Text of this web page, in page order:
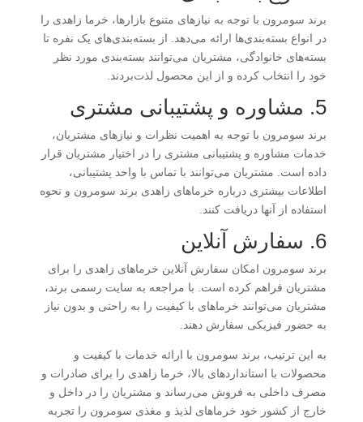
برند سومرون با توجه به نیازهای متنوع بازارها، خرما زاهدی را
در انواع بسته‌بندی‌ها ارائه می‌دهد. از بسته‌بندی‌های یک نفره تا
بسته‌های خانوادگی، مشتریان می‌توانند بسته‌بندی مورد نظر
خود را انتخاب کرده و از این محصول لذت‌بردند.
5. مشاوره و پشتیبانی مشتری
برند سومرون با توجه به اهمیت نظرات و نیازهای مشتریان،
خدمات مشاوره و پشتیبانی مشتری را در اختیار مشتریان قرار
داده است. مشتریان می‌توانند با تماس با واحد پشتیبانی،
اطلاعات بیشتری درباره خرماهای زاهدی برند سومرون و نحوه
استفاده از آنها دریافت کنند.
6. سفارش آنلاین
برند سومرون امکان سفارش آنلاین خرماهای زاهدی را برای
مشتریان فراهم کرده است. با مراجعه به سایت رسمی برند،
مشتریان می‌توانند خرماهای با کیفیت را به راحتی و بدون نیاز
به حضور فیزیکی سفارش دهند.
به این ترتیب، برند سومرون با ارائه خدمات با کیفیت و
محصولات با استانداردهای بالا، خرما زاهدی را برای صادرات و
مصرف داخلی به فروش می‌رساند و مشتریان را در داخل و
خارج از کشور خود خرماهای لذیذ و مغذی سومرون را تجربه